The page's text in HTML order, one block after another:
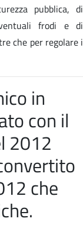
pubblica, di
frodi e di
che per regolare i
in
con il
2012
che
.